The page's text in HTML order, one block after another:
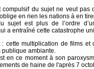
compulsif du sujet ne veut
en rien les nations à en
sujet est plus de l’ordre
a entraîné cette catastrophe
: cette multiplication de films
publique ambiante.
en ce moment à son
de haine de l'après 7